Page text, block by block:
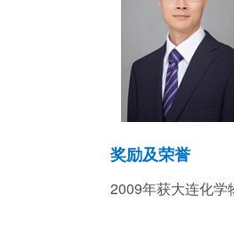
奖励及荣誉
2009年获大连化学